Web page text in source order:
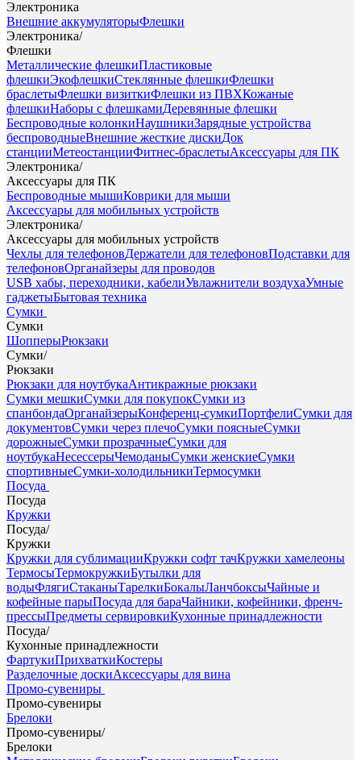
Электроника
Внешние аккумуляторыФлешки
Электроника/
Флешки
Металлические флешкиПластиковые
флешкиЭкофлешкиСтеклянные флешкиФлешки
браслетыФлешки визиткиФлешки из ПВХКожаные
флешкиНаборы с флешкамиДеревянные флешки
Беспроводные колонкиНаушникиЗарядные устройства
беспроводныеВнешние жесткие дискиДок
станцииМетеостанцииФитнес-браслетыАксессуары для ПК
Электроника/
Аксессуары для ПК
Беспроводные мышиКоврики для мыши
Аксессуары для мобильных устройств
Электроника/
Аксессуары для мобильных устройств
Чехлы для телефоновДержатели для телефоновПодставки для
телефоновОрганайзеры для проводов
USB хабы, переходники, кабелиУвлажнители воздухаУмные
гаджетыБытовая техника
Сумки
Сумки
ШопперыРюкзаки
Сумки/
Рюкзаки
Рюкзаки для ноутбукаАнтикражные рюкзаки
Сумки мешкиСумки для покупокСумки из
спанбондаОрганайзерыКонференц-сумкиПортфелиСумки для
документовСумки через плечоСумки поясныеСумки
дорожныеСумки прозрачныеСумки для
ноутбукаНесессерыЧемоданыСумки женскиеСумки
спортивныеСумки-холодильникиТермосумки
Посуда
Посуда
Кружки
Посуда/
Кружки
Кружки для сублимацииКружки софт тачКружки хамелеоны
ТермосыТермокружкиБутылки для
водыФлягиСтаканыТарелкиБокалыЛанчбоксыЧайные и
кофейные парыПосуда для бараЧайники, кофейники, френч-
прессыПредметы сервировкиКухонные принадлежности
Посуда/
Кухонные принадлежности
ФартукиПрихваткиКостеры
Разделочные доскиАксессуары для вина
Промо-сувениры
Промо-сувениры
Брелоки
Промо-сувениры/
Брелоки